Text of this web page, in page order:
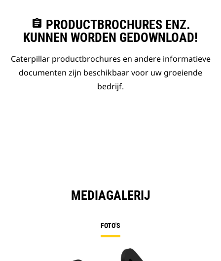
assignment PRODUCTBROCHURES ENZ.
KUNNEN WORDEN GEDOWNLOAD!
Caterpillar productbrochures en andere informatieve
documenten zijn beschikbaar voor uw groeiende
bedrijf.
MEDIAGALERIJ
FOTO'S